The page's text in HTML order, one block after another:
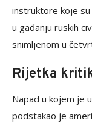
instruktore koje su
u gađanju ruskih
snimljenom u
Rijetka
Napad u kojem je
podstakao je